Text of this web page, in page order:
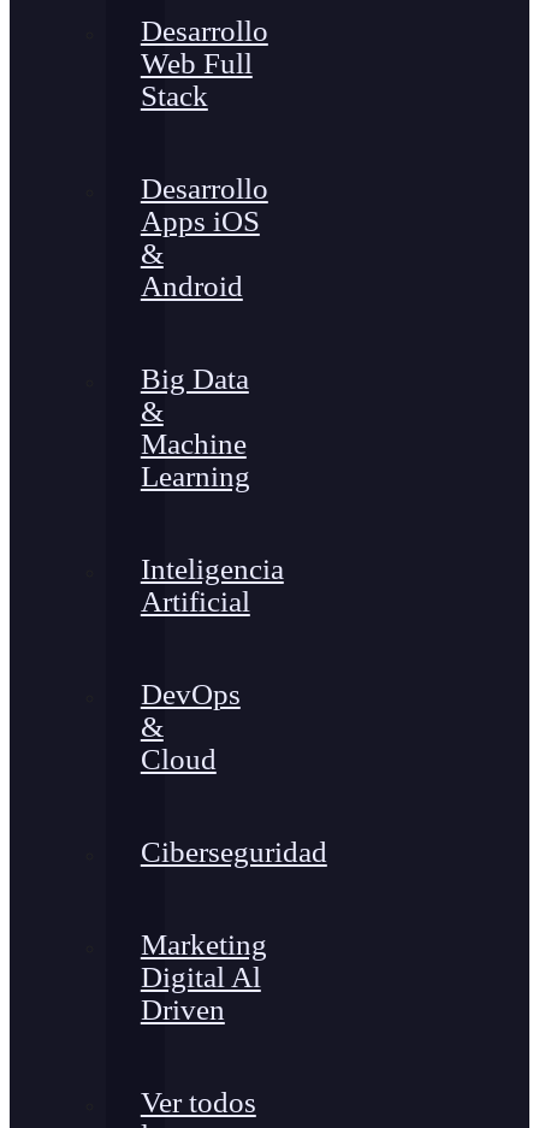
Desarrollo
Web Full
Stack
Desarrollo
Apps iOS
&
Android
Big Data
&
Machine
Learning
Inteligencia
Artificial
DevOps
&
Cloud
Ciberseguridad
Marketing
Digital Al
Driven
Ver todos